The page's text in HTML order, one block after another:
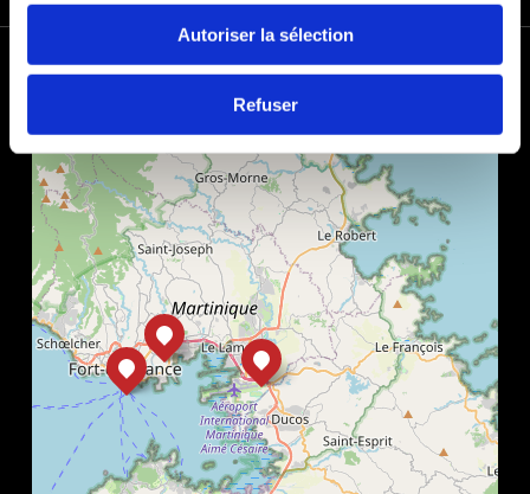
Autoriser la sélection
Refuser
+